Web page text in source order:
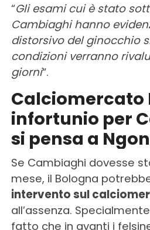
“Gli esami cui è stato
Cambiaghi hanno
distorsivo del ginocchio
condizioni verranno
giorni“.
Calciomercato
infortunio per
si pensa a
Se Cambiaghi dovesse
mese, il Bologna
intervento sul
all’assenza.
fatto che in avanti i